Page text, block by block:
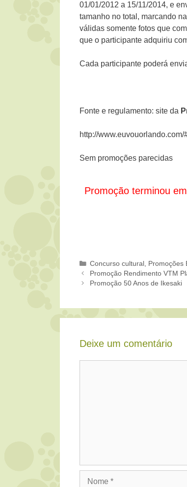
01/01/2012 a 15/11/2014, e
tamanho no total, marcando
válidas somente fotos que
que o participante adquiriu
Cada participante poderá
Fonte e regulamento: site da
http://www.euvouorlando.com/
Sem promoções parecidas
Promoção terminou
Categorias
Concurso cultural Promoções
Promoção Rendimento VTM
Promoção 50 Anos de Ikesaki
Deixe um comentário